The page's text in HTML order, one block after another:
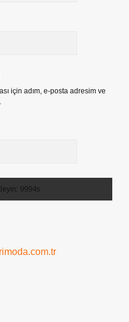
için adım, e-posta adresim ve